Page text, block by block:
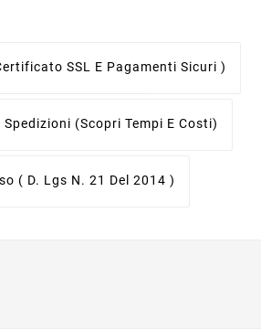
SSL E Pagamenti Sicuri )
Spedizioni (scopri Tempi E Costi)
( D. Lgs N. 21 Del 2014 )